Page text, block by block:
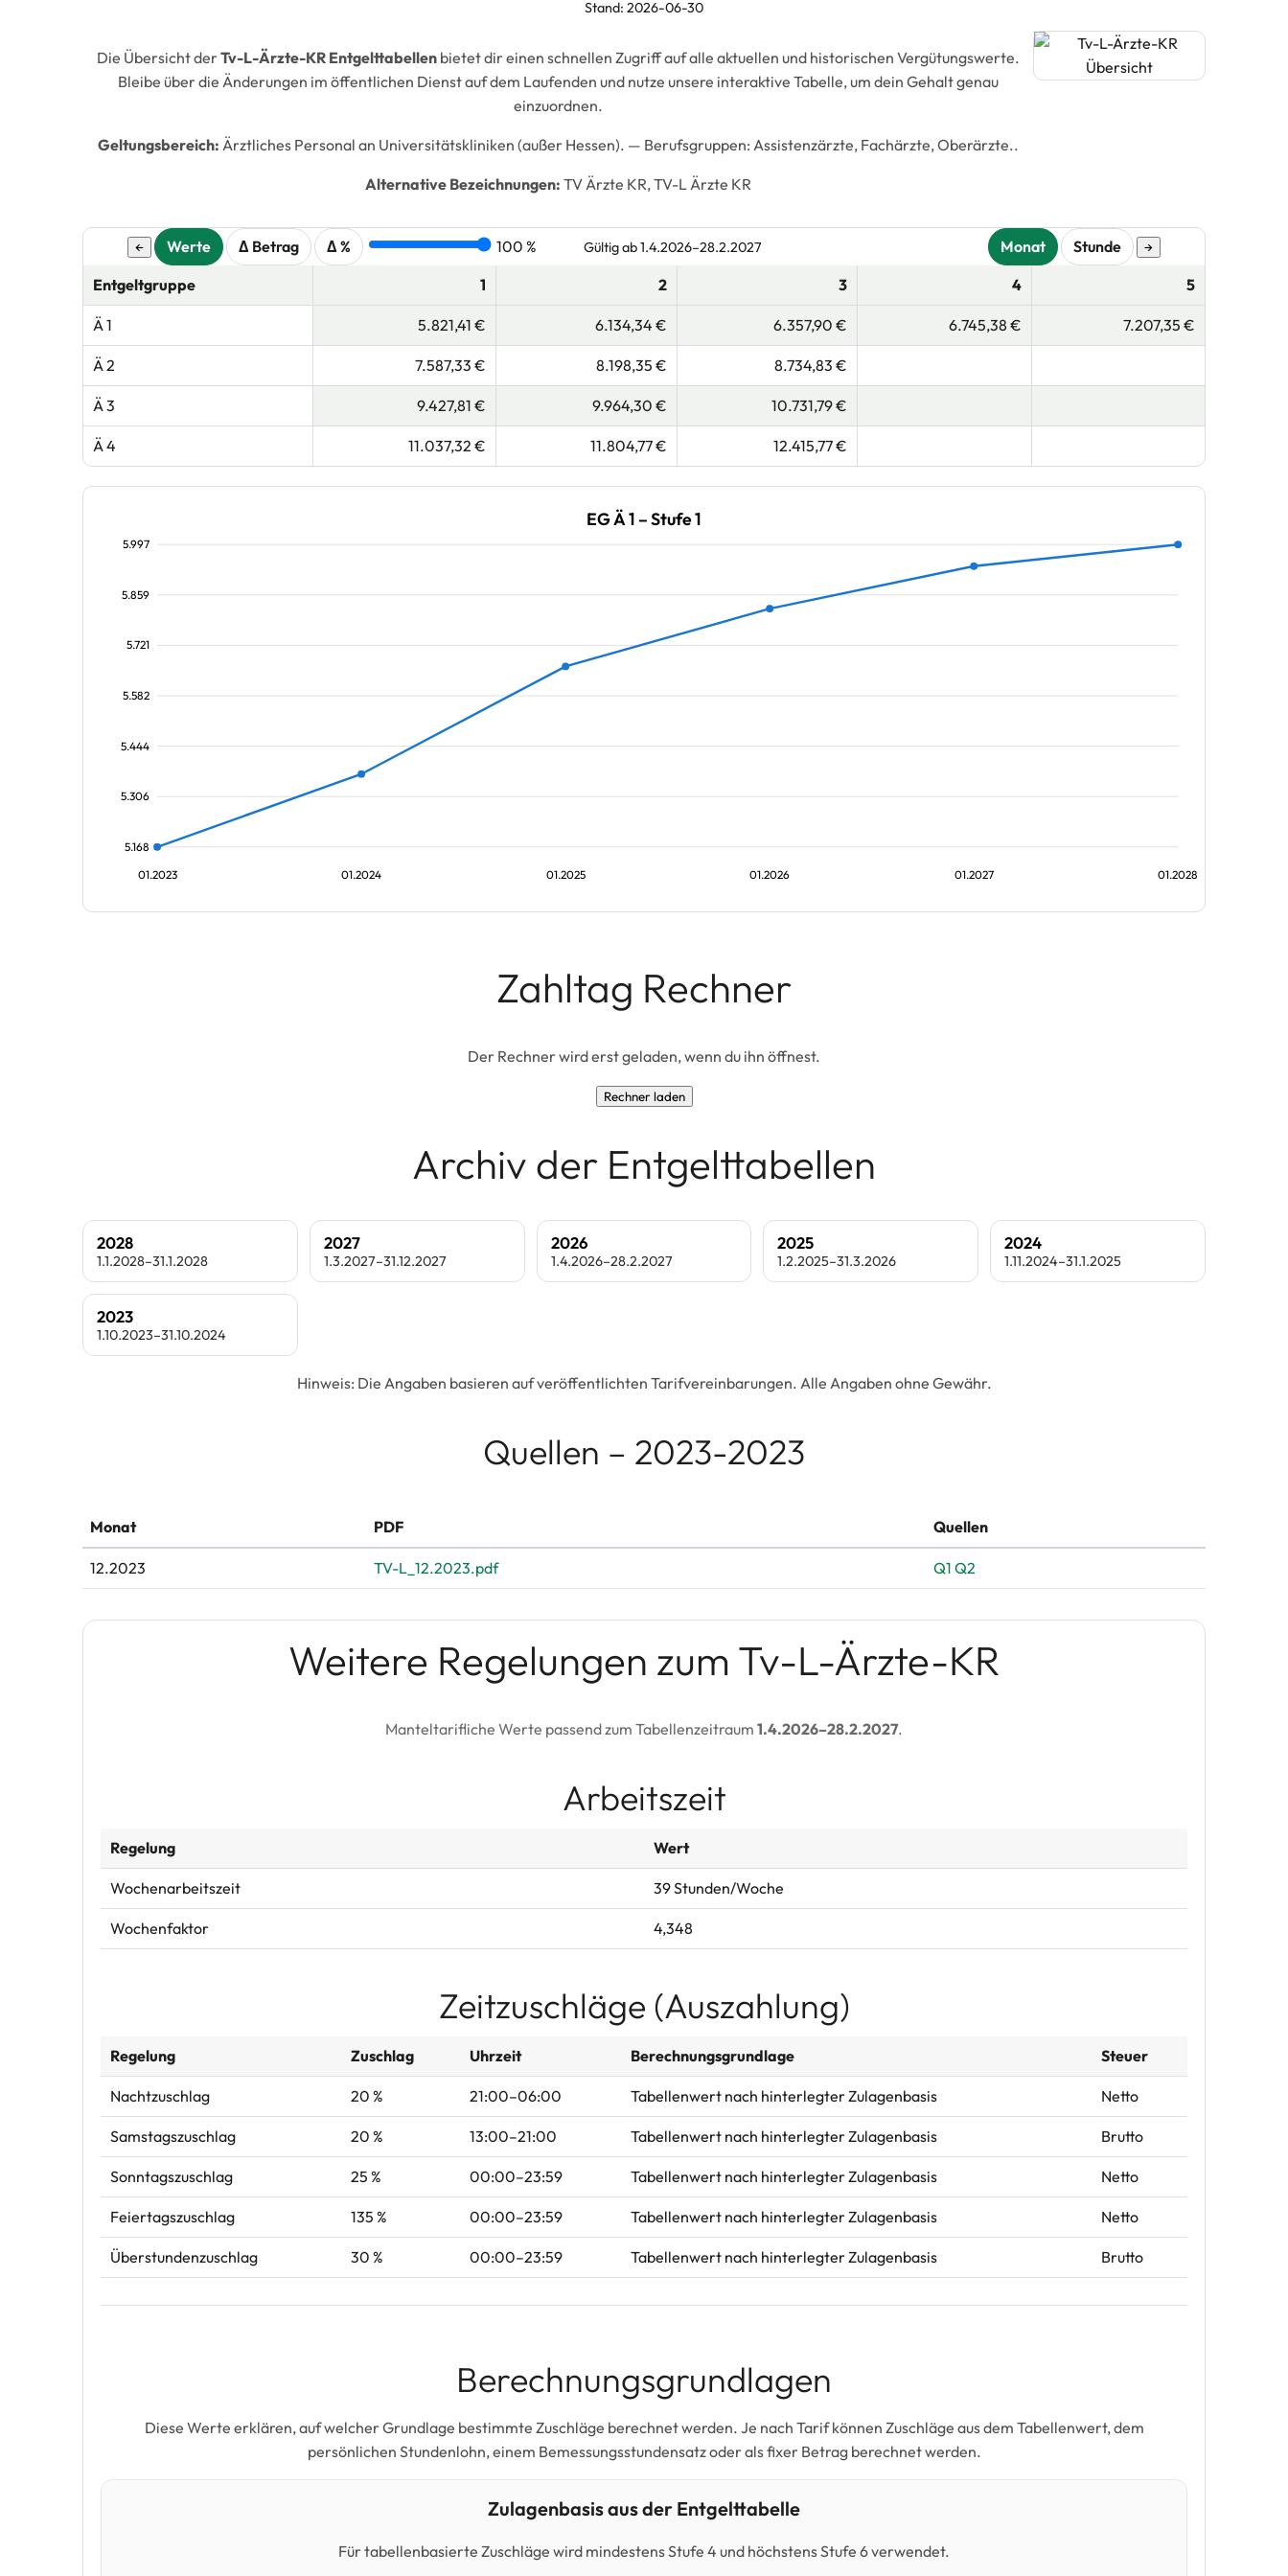
Stand: 2026-06-30
Die Übersicht derTv-L-Ärzte-KR Entgelttabellenbietet dir einen schnellen Zugriff auf alle aktuellen und historischen Vergütungswerte.
Bleibe über die Änderungen im öffentlichen Dienst auf dem Laufenden und nutze unsere interaktive Tabelle, um dein Gehalt genau
einzuordnen.
Geltungsbereich: Ärztliches Personal an Universitätskliniken (außer Hessen). — Berufsgruppen: Assistenzärzte, Fachärzte, Oberärzte..
Alternative Bezeichnungen: TV Ärzte KR, TV-L Ärzte KR
← Werte Δ Betrag Δ % 100 % Gültig ab 1.4.2026–28.2.2027 Monat Stunde →
Entgeltgruppe 1 2 3 4 5
Ä 1 5.821,41 € 6.134,34 € 6.357,90 € 6.745,38 € 7.207,35 €
Ä 2 7.587,33 € 8.198,35 € 8.734,83 €
Ä 3 9.427,81 € 9.964,30 € 10.731,79 €
Ä 4 11.037,32 € 11.804,77 € 12.415,77 €
5.168
5.306
5.444
5.582
5.721
5.859
5.997
01.2023 01.2024 01.2025 01.2026 01.2027 01.2028
EG Ä 1 – Stufe 1
Zahltag Rechner
Der Rechner wird erst geladen, wenn du ihn öffnest.
Rechner laden
Archiv der Entgelttabellen
2028
1.1.2028–31.1.2028
2027
1.3.2027–31.12.2027
2026
1.4.2026–28.2.2027
2025
1.2.2025–31.3.2026
2024
1.11.2024–31.1.2025
2023
1.10.2023–31.10.2024
Hinweis: Die Angaben basieren auf veröffentlichten Tarifvereinbarungen. Alle Angaben ohne Gewähr.
Quellen – 2023-2023
Monat PDF Quellen
12.2023 TV-L_12.2023.pdf Q1 Q2
Weitere Regelungen zum Tv-L-Ärzte-KR
Manteltarifliche Werte passend zum Tabellenzeitraum 1.4.2026–28.2.2027.
Arbeitszeit
Regelung Wert
Wochenarbeitszeit 39 Stunden/Woche
Wochenfaktor 4,348
Zeitzuschläge (Auszahlung)
Regelung Zuschlag Uhrzeit Berechnungsgrundlage Steuer
Nachtzuschlag 20 % 21:00–06:00 Tabellenwert nach hinterlegter Zulagenbasis Netto
Samstagszuschlag 20 % 13:00–21:00 Tabellenwert nach hinterlegter Zulagenbasis Brutto
Sonntagszuschlag 25 % 00:00–23:59 Tabellenwert nach hinterlegter Zulagenbasis Netto
Feiertagszuschlag 135 % 00:00–23:59 Tabellenwert nach hinterlegter Zulagenbasis Netto
Überstundenzuschlag 30 % 00:00–23:59 Tabellenwert nach hinterlegter Zulagenbasis Brutto
Berechnungsgrundlagen
Diese Werte erklären, auf welcher Grundlage bestimmte Zuschläge berechnet werden. Je nach Tarif können Zuschläge aus dem Tabellenwert, dem
persönlichen Stundenlohn, einem Bemessungsstundensatz oder als fixer Betrag berechnet werden.
Zulagenbasis aus der Entgelttabelle
Für tabellenbasierte Zuschläge wird mindestens Stufe 4 und höchstens Stufe 6 verwendet.